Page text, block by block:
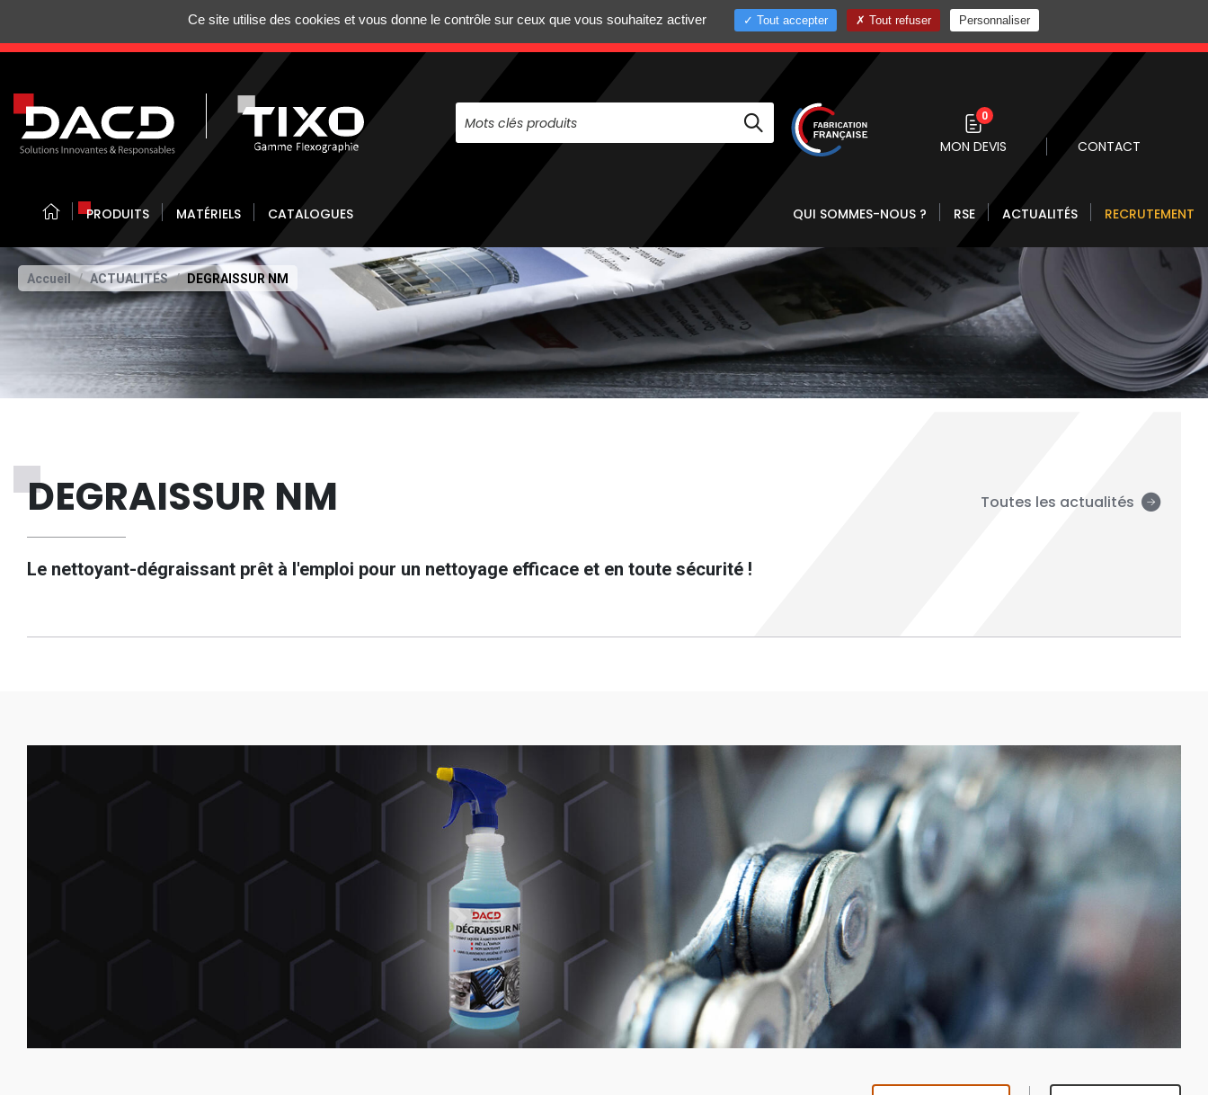
N'HÉSITEZ PAS À NOUS CONTACTER AU +33 (0)4 75 58 80 10
0
MON DEVIS CONTACT
PRODUITS MATÉRIELS CATALOGUES QUI SOMMES-NOUS ? RSE ACTUALITÉS RECRUTEMENT
Accueil ACTUALITÉS DEGRAISSUR NM
DEGRAISSUR NM
Le nettoyant-dégraissant prêt à l'emploi pour un nettoyage efficace et en toute sécurité !
Toutes les actualités
Ce site utilise des cookies et vous donne le contrôle sur ceux que vous souhaitez activer Tout accepter Tout refuser Personnaliser